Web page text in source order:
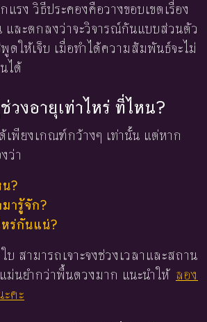
รง วิธีประคองคือวางขอบเขตเรื่อง
ละตกลงว่าจะวิจารณ์กันแบบส่วนตัว
ดให้เจ็บ เมื่อทำได้ความสัมพันธ์จะไม่
ได้
วงอายุเท่าไหร่ ที่ไหน?
เพียงเกณฑ์กว้างๆ เท่านั้น แต่หาก
ว่า
?
ารู้จัก?
ร่กันแน่?
สามารถเจาะจงช่วงเวลาและสถาน
ม่นยำกว่าพื้นดวงมาก แนะนำให้ ลอง
ะคะ